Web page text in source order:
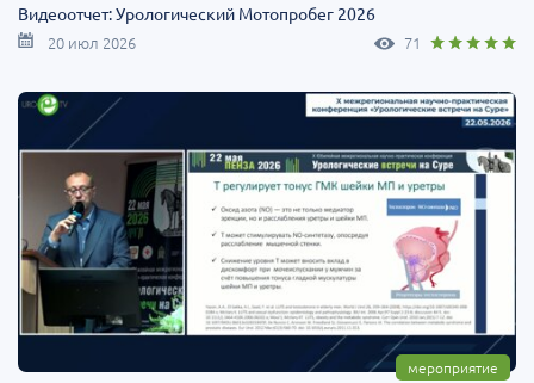
Видеоотчет: Урологический Мотопробег 2026
20 июл 2026 71
мероприятие